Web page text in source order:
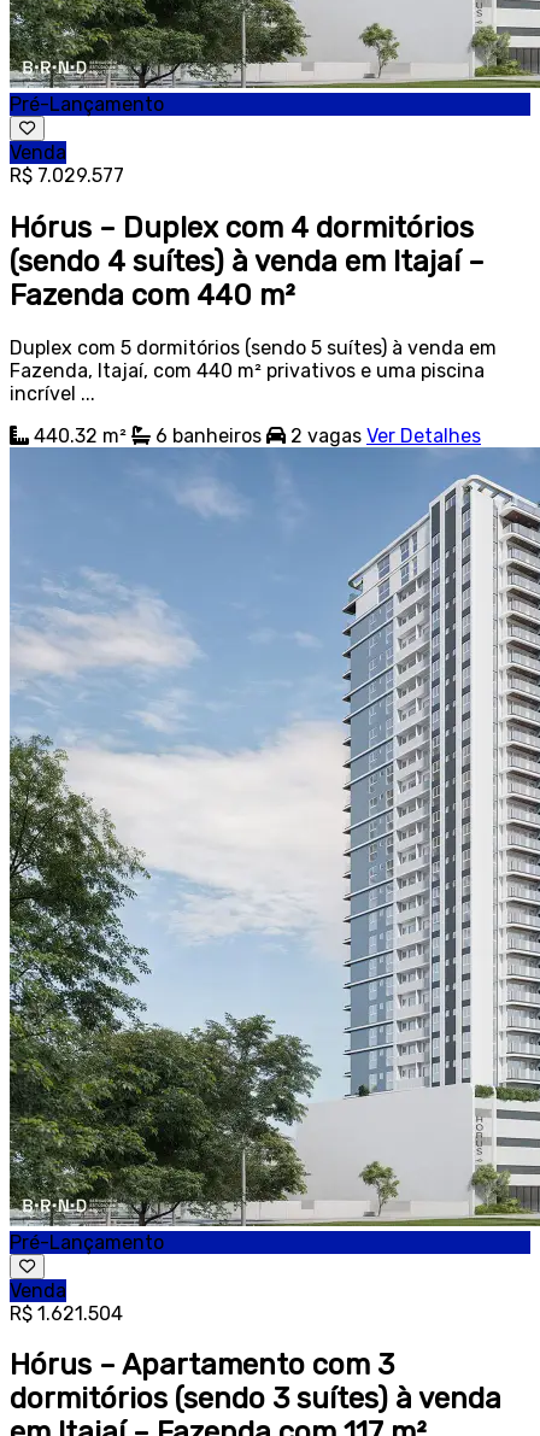
Pré-Lançamento
Venda
R$ 7.029.577
Hórus – Duplex com 4 dormitórios
(sendo 4 suítes) à venda em Itajaí –
Fazenda com 440 m²
Duplex com 5 dormitórios (sendo 5 suítes) à venda em
Fazenda, Itajaí, com 440 m² privativos e uma piscina
incrível ...
440.32 m²
6 banheiros 2 vagas Ver Detalhes
Pré-Lançamento
Venda
R$ 1.621.504
Hórus – Apartamento com 3
dormitórios (sendo 3 suítes) à venda